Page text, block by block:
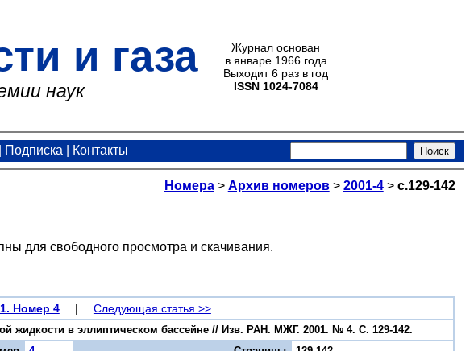
и газа
наук
Журнал основан
в январе 1966 года
Выходит 6 раз в год
ISSN 1024-7084
Подписка Контакты
Номера> Архив номеров> 2001-4> с.129-142
для свободного просмотра и скачивания.
Номер 4 | Следующая статья >>
жидкости в эллиптическом бассейне // Изв. РАН. МЖГ. 2001. № 4. С. 129-142.